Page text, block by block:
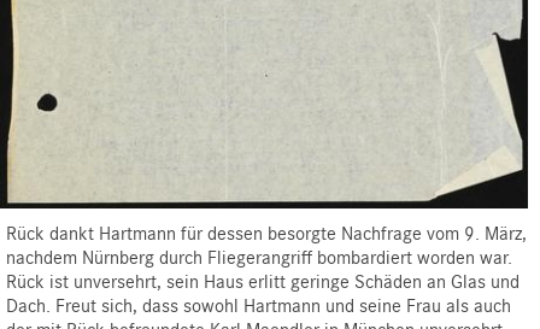
Rück dankt Hartmann für dessen besorgte Nachfrage vom 9. März,
nachdem Nürnberg durch Fliegerangriff bombardiert worden war.
Rück ist unversehrt, sein Haus erlitt geringe Schäden an Glas und
Dach. Freut sich, dass sowohl Hartmann und seine Frau als auch